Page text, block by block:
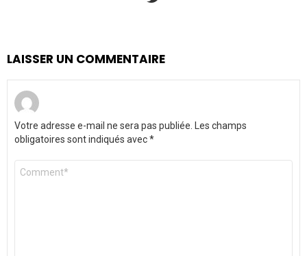
LAISSER UN COMMENTAIRE
Votre adresse e-mail ne sera pas publiée.
Les champs
obligatoires sont indiqués avec*
Commentaire